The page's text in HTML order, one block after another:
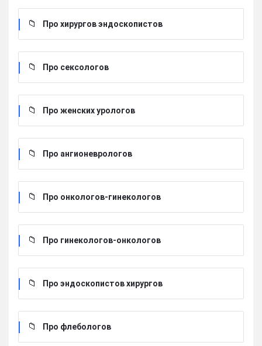
Про хирургов эндоскопистов
Про сексологов
Про женских урологов
Про ангионеврологов
Про онкологов-гинекологов
Про гинекологов-онкологов
Про эндоскопистов хирургов
Про флебологов